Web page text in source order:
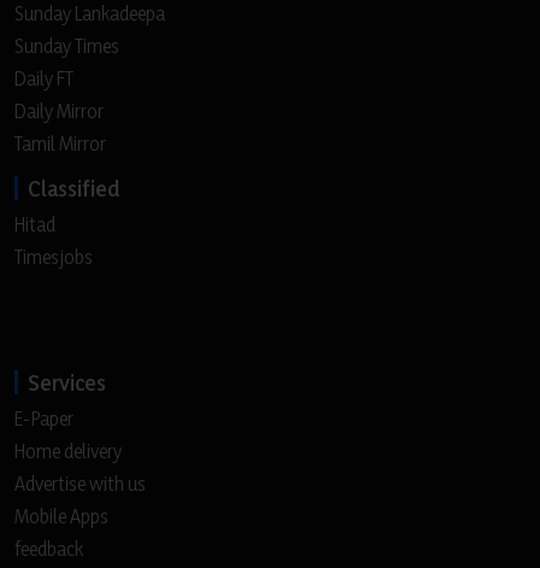
Sunday Lankadeepa
Sunday Times
Daily FT
Daily Mirror
Tamil Mirror
Classified
Hitad
Timesjobs
Services
E-Paper
Home delivery
Advertise with us
Mobile Apps
feedback